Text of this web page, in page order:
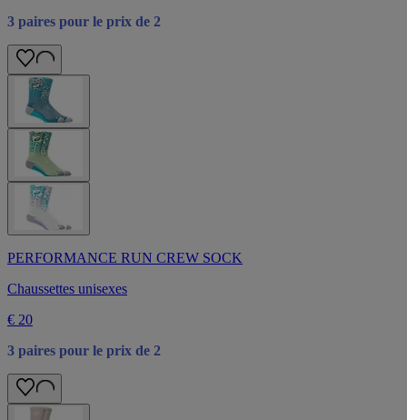
3 paires pour le prix de 2
PERFORMANCE RUN CREW SOCK
Chaussettes unisexes
€ 20
3 paires pour le prix de 2